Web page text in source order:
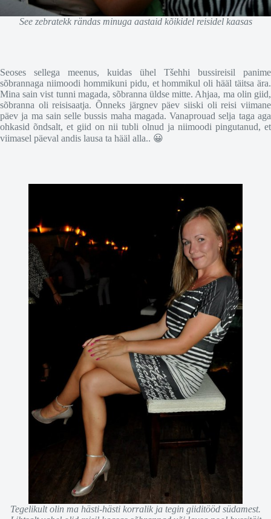
See zebratekk rändas minuga aastaid kõikidel reisidel kaasas
Seoses sellega meenus, kuidas ühel Tšehhi bussireisil panime
sõbrannaga niimoodi hommikuni pidu, et hommikul oli hääl täitsa ära.
Mina sain vist tunni magada, sõbranna üldse mitte. Ahjaa, ma olin giid,
sõbranna oli reisisaatja. Õnneks järgnev päev siiski oli reisi viimane
päev ja ma sain selle bussis maha magada. Vanaprouad selja taga aga
ohkasid õndsalt, et giid on nii tubli olnud ja niimoodi pingutanud, et
viimasel päeval andis lausa ta hääl alla.. 😀
Tegelikult olin ma hästi-hästi korralik ja tegin giiditööd südamest.